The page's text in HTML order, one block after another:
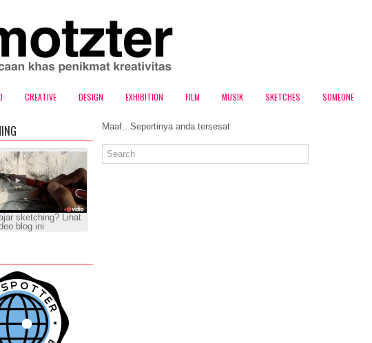
CREATIVE DESIGN EXHIBITION FILM MUSIK SKETCHES SOMEONE
Maaf.. Sepertinya anda tersesat
sketching? Lihat
blog ini